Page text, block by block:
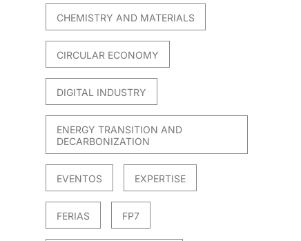
CHEMISTRY AND MATERIALS
CIRCULAR ECONOMY
DIGITAL INDUSTRY
ENERGY TRANSITION AND
DECARBONIZATION
EVENTOS EXPERTISE
FERIAS FP7